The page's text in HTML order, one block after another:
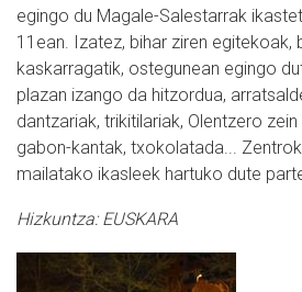
egingo du Magale-Salestarrak
11ean. Izatez, bihar ziren egitekoak,
kaskarragatik, ostegunean egingo
plazan izango da hitzordua,
dantzariak, trikitilariak, Olentzero
gabon-kantak, txokolatada...
mailatako ikasleek hartuko dute
Hizkuntza:EUSKARA